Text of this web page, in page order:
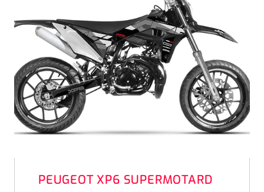
PEUGEOT XP6 SUPERMOTARD